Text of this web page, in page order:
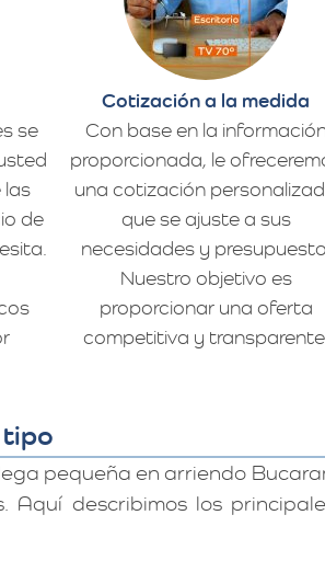
se
las
de
Cotización a la medida
Con base en la
proporcionada, le
una cotización
que se ajuste a sus
necesidades y
Nuestro objetivo es
proporcionar una oferta
competitiva y
tipo
pequeña en arriendo
Aquí describimos los